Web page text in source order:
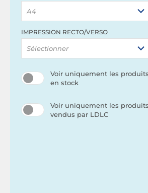
A4
IMPRESSION RECTO/VERSO
Sélectionner
Voir uniquement les produits
en stock
Voir uniquement les produits
vendus par LDLC